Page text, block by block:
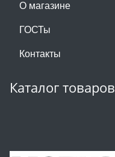
О магазине
ГОСТы
Контакты
Каталог товаров